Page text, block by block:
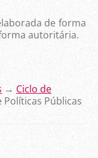
de forma
autoritária.
→ Ciclo de
Políticas Públicas